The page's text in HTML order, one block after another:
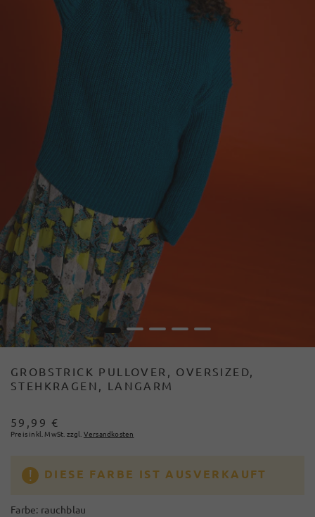
1 2 3 4 5
GROBSTRICK PULLOVER, OVERSIZED,
STEHKRAGEN, LANGARM
59,99 €
Preis inkl. MwSt. zzgl. Versandkosten
DIESE FARBE IST AUSVERKAUFT
Farbe: rauchblau